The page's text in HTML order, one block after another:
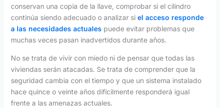
conservan una copia de la llave, comprobar si el cilindro
continúa siendo adecuado o analizar si el acceso responde
a las necesidades actuales puede evitar problemas que
muchas veces pasan inadvertidos durante años.
No se trata de vivir con miedo ni de pensar que todas las
viviendas serán atacadas. Se trata de comprender que la
seguridad cambia con el tiempo y que un sistema instalado
hace quince o veinte años difícilmente responderá igual
frente a las amenazas actuales.